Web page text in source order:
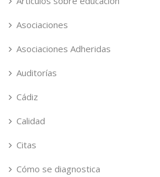
Asociaciones
Asociaciones Adheridas
Auditorías
Cádiz
Calidad
Citas
Cómo se diagnostica